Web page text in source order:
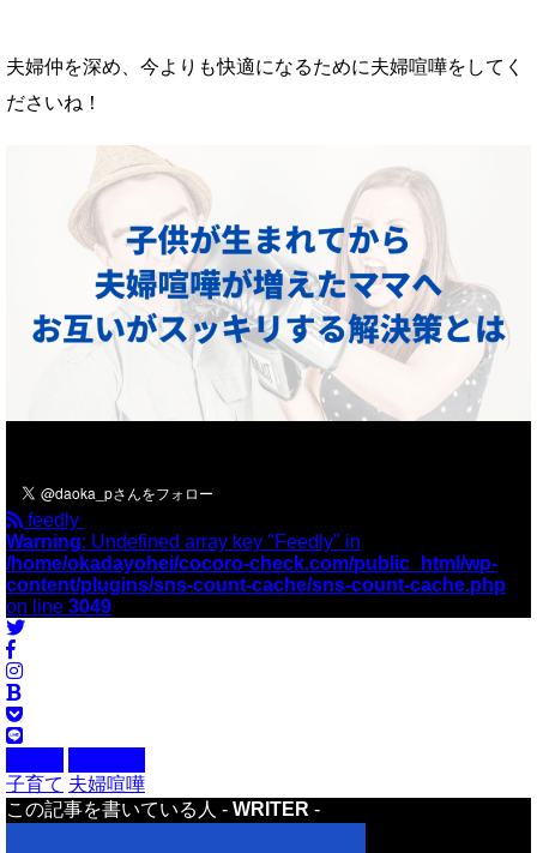
夫婦仲を深め、今よりも快適になるために夫婦喧嘩をしてく
ださいね！
feedly
Warning: Undefined array key "Feedly" in
/home/okadayohei/cocoro-check.com/public_html/wp-
content/plugins/sns-count-cache/sns-count-cache.php
on line 3049
子育て 夫婦喧嘩
この記事を書いている人 - WRITER -